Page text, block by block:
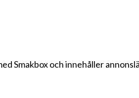
Smakbox och innehåller